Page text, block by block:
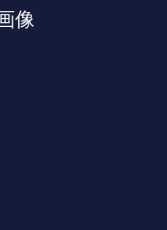
像